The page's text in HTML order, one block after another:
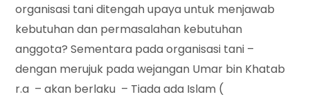
organisasi tani ditengah upaya untuk menjawab
kebutuhan dan permasalahan kebutuhan
anggota? Sementara pada organisasi tani –
dengan merujuk pada wejangan Umar bin Khatab
r.a – akan berlaku – Tiada ada Islam (